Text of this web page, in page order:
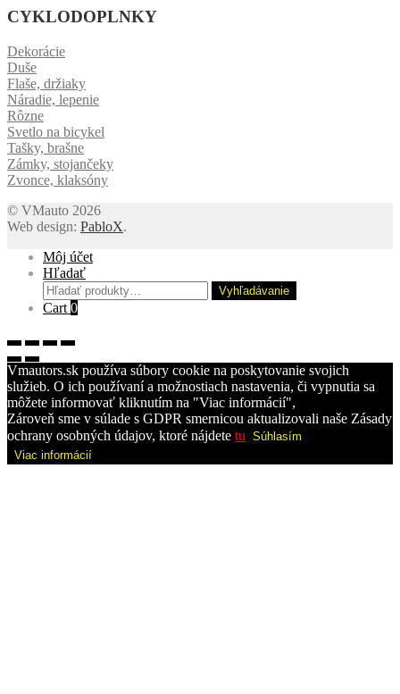
CYKLODOPLNKY
Dekorácie
Duše
Flaše, držiaky
Náradie, lepenie
Rôzne
Svetlo na bicykel
Tašky, brašne
Zámky, stojančeky
Zvonce, klaksóny
© VMauto 2026
Web design: PabloX.
Môj účet
Hľadať
Hľadať:
Vyhľadávanie
Cart 0
Vmautors.sk používa súbory cookie na poskytovanie svojich
služieb. O ich používaní a možnostiach nastavenia, či vypnutia sa
môžete informovať kliknutím na "Viac informácií",
Zároveň sme v súlade s GDPR smernicou aktualizovali naše Zásady
ochrany osobných údajov, ktoré nájdete tu Súhlasím
Viac informácií